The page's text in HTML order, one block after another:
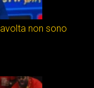
non sono